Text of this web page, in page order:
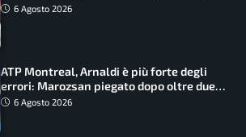
6 Agosto 2026
ATP Montreal, Arnaldi è più forte degli
errori: Marozsan piegato dopo oltre due
ore6 Agosto 2026